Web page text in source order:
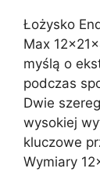
Łożysko
Max
myślą o
podczas
Dwie
wysokiej
kluczowe
Wymiary